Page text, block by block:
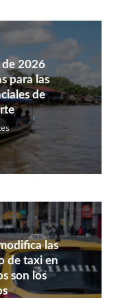
de 2026
para las
de
las
de taxi en
son los